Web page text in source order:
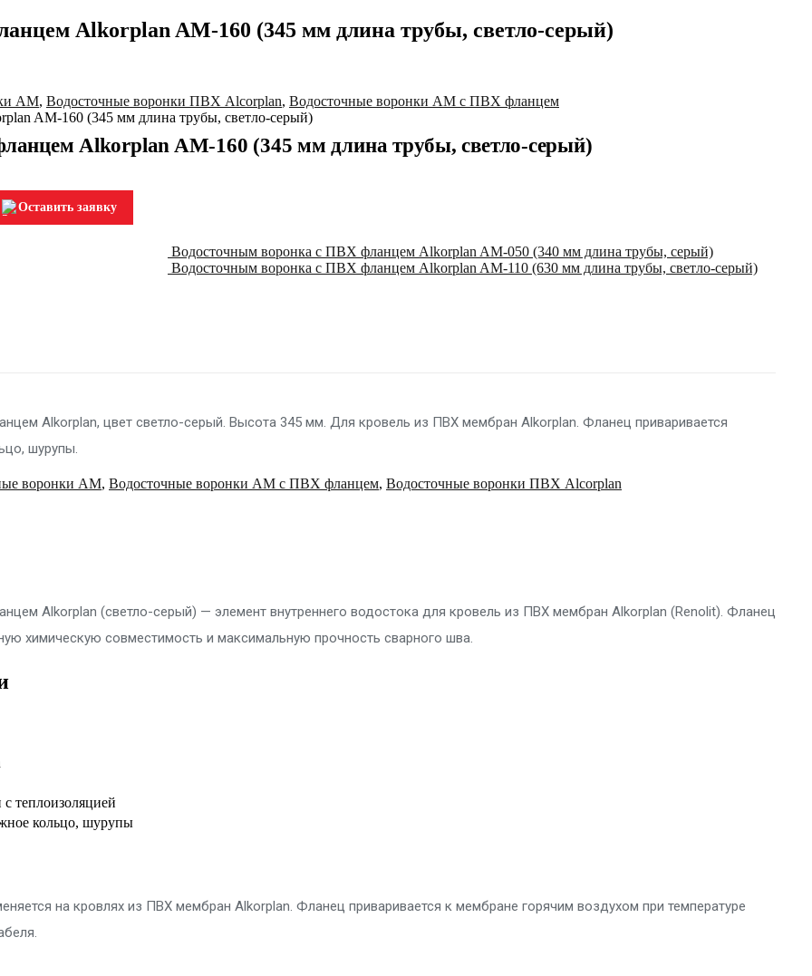
Alkorplan AM-160 (345 мм длина трубы, светло-серый)
AM, Водосточные воронки ПВХ Alcorplan, Водосточные воронки AM с ПВХ фланцем
AM-160 (345 мм длина трубы, светло-серый)
Alkorplan AM-160 (345 мм длина трубы, светло-серый)
Оставить заявку
Водосточным воронка с ПВХ фланцем Alkorplan AM-050 (340 мм длина трубы, серый)
Водосточным воронка с ПВХ фланцем Alkorplan AM-110 (630 мм длина трубы, светло-серый)
Alkorplan, цвет светло-серый. Высота 345 мм. Для кровель из ПВХ мембран Alkorplan. Фланец приваривается
шурупы.
воронки AM, Водосточные воронки AM с ПВХ фланцем, Водосточные воронки ПВХ Alcorplan
Alkorplan (светло-серый) — элемент внутреннего водостока для кровель из ПВХ мембран Alkorplan (Renolit). Фланец
химическую совместимость и максимальную прочность сварного шва.
с теплоизоляцией
кольцо, шурупы
на кровлях из ПВХ мембран Alkorplan. Фланец приваривается к мембране горячим воздухом при температуре